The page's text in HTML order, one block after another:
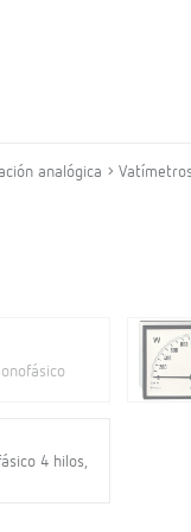
analógica Vatímetros
4 hilos,